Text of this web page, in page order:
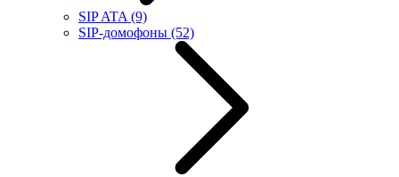
SIP ATA (9)
SIP-домофоны (52)